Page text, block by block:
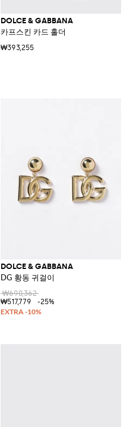
DOLCE & GABBANA
카프스킨 카드 홀더
₩393,255
DOLCE & GABBANA
DG 황동 귀걸이
₩690,362
₩517,779
-25%